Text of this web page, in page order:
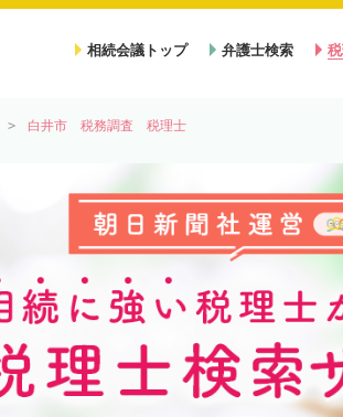
相続会議トップ 弁護士検索
白井市 税務調査 税理士